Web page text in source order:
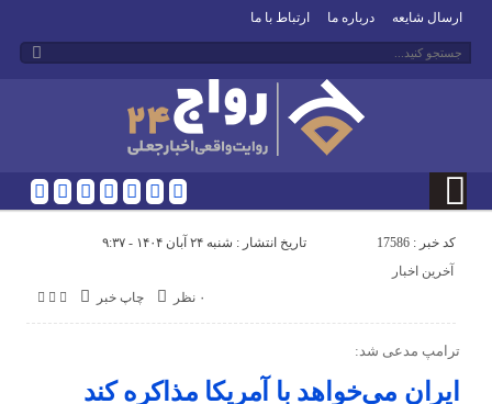
ارسال شایعه درباره ما ارتباط با ما
کد خبر : 17586 تاریخ انتشار : شنبه ۲۴ آبان ۱۴۰۴ - ۹:۳۷
چاپ خبر ۰ نظر
آخرین اخبار
ترامپ مدعی شد:
ایران می‌خواهد با آمریکا مذاکره کند